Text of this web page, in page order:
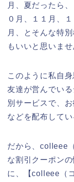
月、夏だったら
０月、１１月、
月、とそんな特
もいいと思いませ
このように私自
友達が営んでい
別サービスで、
などを配布してい
だから、colleee
な割引クーポン
に、【colleee（